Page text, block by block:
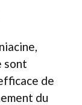
sont
de
du